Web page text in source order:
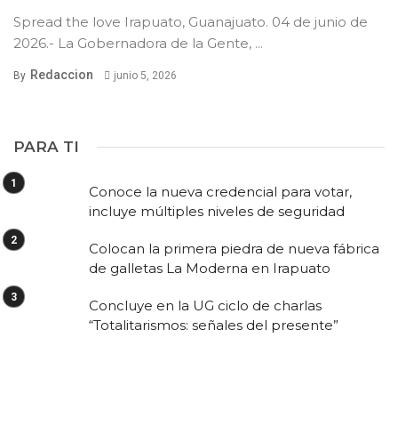
Spread the love Irapuato, Guanajuato. 04 de junio de
2026.- La Gobernadora de la Gente, ...
By Redaccion junio 5, 2026
PARA TI
Conoce la nueva credencial para votar,
incluye múltiples niveles de seguridad
Colocan la primera piedra de nueva fábrica
de galletas La Moderna en Irapuato
Concluye en la UG ciclo de charlas
“Totalitarismos: señales del presente”